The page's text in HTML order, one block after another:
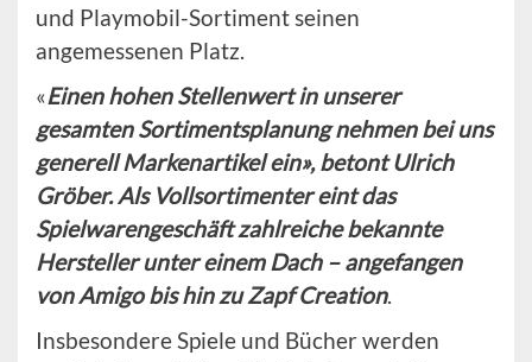
und Playmobil-Sortiment seinen
angemessenen Platz.
«Einen hohen Stellenwert in unserer
gesamten Sortimentsplanung nehmen bei uns
generell Markenartikel ein», betont Ulrich
Gröber. Als Vollsortimenter eint das
Spielwarengeschäft zahlreiche bekannte
Hersteller unter einem Dach – angefangen
von Amigo bis hin zu Zapf Creation.
Insbesondere Spiele und Bücher werden